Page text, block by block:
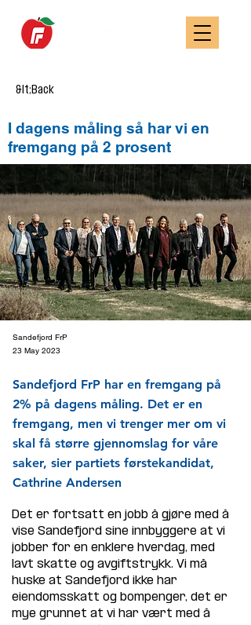
&lt;Back
I dagens måling så har vi en
fremgang på 2 prosent
Sandefjord FrP
23 May 2023
Sandefjord FrP har en fremgang på
2% på dagens måling. Det er en
fremgang, men vi trenger mer om vi
skal få større gjennomslag for våre
saker, sier partiets førstekandidat,
Cathrine Andersen
Det er fortsatt en jobb å gjøre med å
vise Sandefjord sine innbyggere at vi
jobber for en enklere hverdag, med
lavt skatte og avgiftstrykk. Vi må
huske at Sandefjord ikke har
eiendomsskatt og bompenger, det er
mye grunnet at vi har vært med å